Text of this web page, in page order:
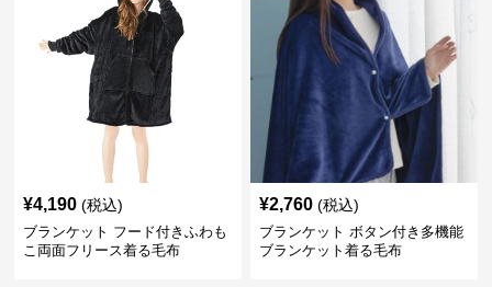
¥4,190 (税込)
ブランケット フード付きふわも
こ両面フリース着る毛布
¥2,760 (税込)
ブランケット ボタン付き多機能
ブランケット着る毛布